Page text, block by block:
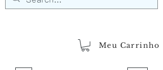
Meu Carrinho